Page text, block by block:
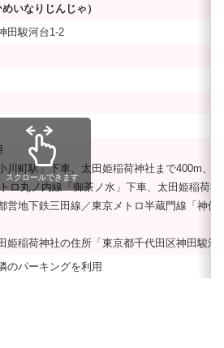
いなりじんじゃ）
田駿河台1-2
町駅」下車、太田姫稲荷神社まで400m、
ロ丸ノ内線「御茶ノ水」下車、太田姫稲荷神
地下鉄三田線／東京メトロ半蔵門線「神保
稲荷神社の住所「東京都千代田区神田駿河
のパーキングを利用
スクロールできます